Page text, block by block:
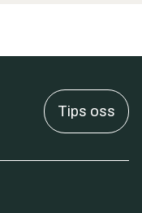
Tips oss